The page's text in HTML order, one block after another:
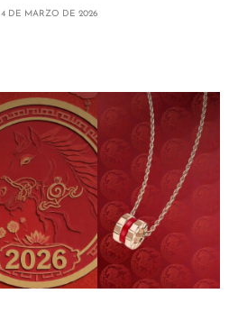
4 DE MARZO DE 2026